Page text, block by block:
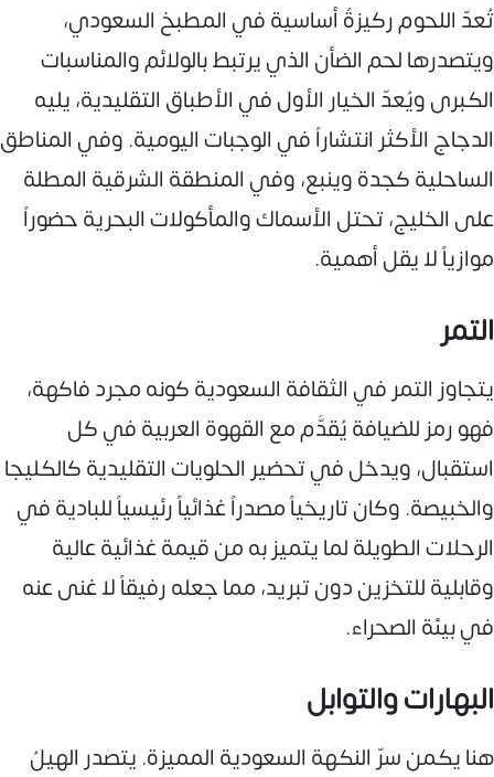
تُعدّ اللحوم ركيزةً أساسية في المطبخ السعودي،
ويتصدرها لحم الضأن الذي يرتبط بالولائم والمناسبات
الكبرى ويُعدّ الخيار الأول في الأطباق التقليدية، يليه
الدجاج الأكثر انتشاراً في الوجبات اليومية. وفي المناطق
الساحلية كجدة وينبع، وفي المنطقة الشرقية المطلة
على الخليج، تحتل الأسماك والمأكولات البحرية حضوراً
موازياً لا يقل أهمية.
التمر
يتجاوز التمر في الثقافة السعودية كونه مجرد فاكهة،
فهو رمز للضيافة يُقدَّم مع القهوة العربية في كل
استقبال، ويدخل في تحضير الحلويات التقليدية كالكليجا
والخبيصة. وكان تاريخياً مصدراً غذائياً رئيسياً للبادية في
الرحلات الطويلة لما يتميز به من قيمة غذائية عالية
وقابلية للتخزين دون تبريد، مما جعله رفيقاً لا غنى عنه
في بيئة الصحراء.
البهارات والتوابل
هنا يكمن سرّ النكهة السعودية المميزة. يتصدر الهيلُ